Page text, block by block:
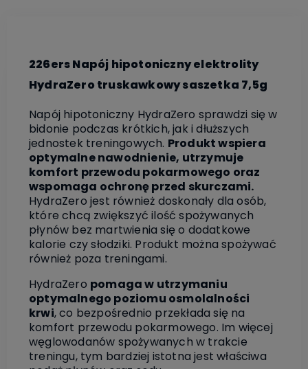
226ers Napój hipotoniczny elektrolity
HydraZero truskawkowy saszetka 7,5g
Napój hipotoniczny HydraZero sprawdzi się w
bidonie podczas krótkich, jak i dłuższych
jednostek treningowych. Produkt wspiera
optymalne nawodnienie, utrzymuje
komfort przewodu pokarmowego oraz
wspomaga ochronę przed skurczami.
HydraZero jest również doskonały dla osób,
które chcą zwiększyć ilość spożywanych
płynów bez martwienia się o dodatkowe
kalorie czy słodziki. Produkt można spożywać
również poza treningami.
HydraZero pomaga w utrzymaniu
optymalnego poziomu osmolalności
krwi, co bezpośrednio przekłada się na
komfort przewodu pokarmowego. Im więcej
węglowodanów spożywanych w trakcie
treningu, tym bardziej istotna jest właściwa